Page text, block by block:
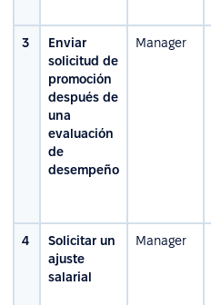
3
Enviar
solicitud de
promoción
después de
una
evaluación
de
desempeño
Manager
4
Solicitar un
ajuste
salarial
Manager